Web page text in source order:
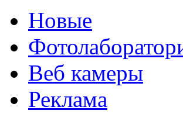
Новые
Веб камеры
Реклама